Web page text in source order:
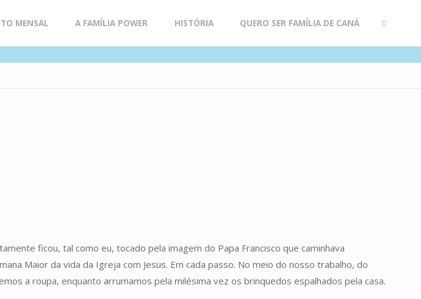
MENSAL A FAMÍLIA POWER HISTÓRIA QUERO SER FAMÍLIA DE CANÁ
ficou, tal como eu, tocado pela imagem do Papa Francisco que caminhava
Maior da vida da Igreja com Jesus. Em cada passo. No meio do nosso trabalho, do
a roupa, enquanto arrumamos pela milésima vez os brinquedos espalhados pela casa.